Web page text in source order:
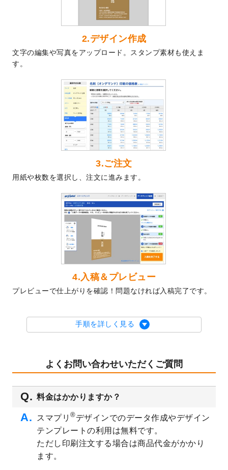
暑中見舞いのデザインテンプレート
しました。
メッセージカードのデザインテンプレート
を追加しました。
2024/6/14
エコノミータイプののぼりが作成できるよ
うになりました！
【新商品】のぼり
が作成できるようになり
ました！
DMのデザインテンプレートを追加しまし
た。
【新商品】ステッカー
なりました！
2024年版4月始まりのカレンダーデザイン
テンプレートを公開いたしました。
2024年辰年の年賀ポスターデザインテンプ
レート
を公開いたしました。
箔押し年賀状のデザインテンプレート
開いたしました。
クリアファイル、封筒、うちわにてオリジ
ナルデザインで作成できるようになりまし
た！
を公開いたしました。
2023/9/1
2024年版1月始まりのカレンダーデザイン
オリジナルサイズ、変型サイズで作成でき
るようになりました！
2023/8/18
チケットのデザインテンプレートを追加し
ました。
2023/8/7
【新商品】チケット
が作成できるようにな
りました！
美容・エステのチラシデザインテンプレー
トを追加しました。
2.デザイン作成
文字の編集や写真をアップロード。スタンプ素材も使えま
す。
3.ご注文
用紙や枚数を選択し、注文に進みます。
4.入稿＆プレビュー
プレビューで仕上がりを確認！問題なければ入稿完了です。
手順を詳しく見る
よくお問い合わせいただくご質問
料金はかかりますか？
スマプリ ®デザインでのデータ作成やデザイン
テンプレートの利用は無料です。
ただし印刷注文する場合は商品代金がかかり
ます。